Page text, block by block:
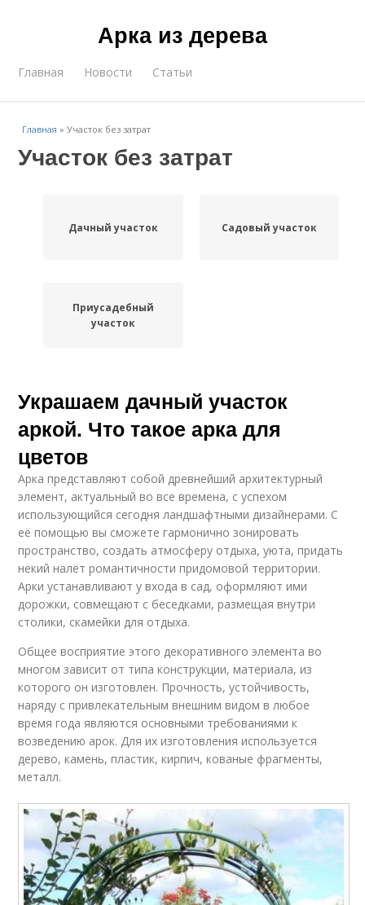
Арка из дерева
Главная Новости Статьи
Главная »Участок без затрат
Участок без затрат
Дачный участок Садовый участок
Приусадебный
участок
Украшаем дачный участок
аркой. Что такое арка для
цветов
Арка представляют собой древнейший архитектурный
элемент, актуальный во все времена, с успехом
использующийся сегодня ландшафтными дизайнерами. С
её помощью вы сможете гармонично зонировать
пространство, создать атмосферу отдыха, уюта, придать
некий налёт романтичности придомовой территории.
Арки устанавливают у входа в сад, оформляют ими
дорожки, совмещают с беседками, размещая внутри
столики, скамейки для отдыха.
Общее восприятие этого декоративного элемента во
многом зависит от типа конструкции, материала, из
которого он изготовлен. Прочность, устойчивость,
наряду с привлекательным внешним видом в любое
время года являются основными требованиями к
возведению арок. Для их изготовления используется
дерево, камень, пластик, кирпич, кованые фрагменты,
металл.